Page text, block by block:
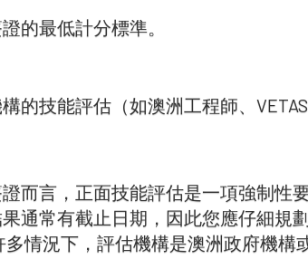
的最低計分標準。
的技能評估（如澳洲工程師、
而言，正面技能評估是一項強制性
通常有截止日期，因此您應仔細規
多情況下，評估機構是澳洲政府機構